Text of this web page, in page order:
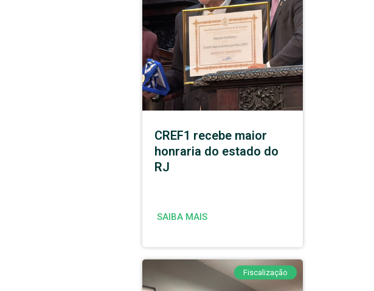
CREF1 recebe maior
honraria do estado do
RJ
SAIBA MAIS
Fiscalização